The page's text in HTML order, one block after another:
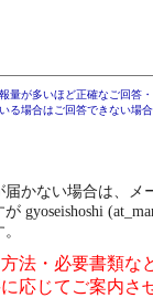
量が多いほど正確なご回答
る場合はご回答できない場
かない場合は、メ
gyoseishoshi
法・必要書類な
応じてご案内さ